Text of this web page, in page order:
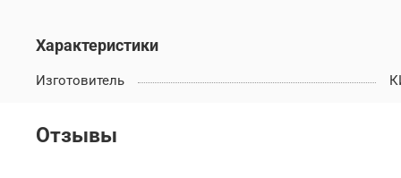
Характеристики
Изготовитель
Отзывы